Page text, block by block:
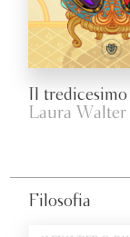
Il
Laura Walter
Filosofia